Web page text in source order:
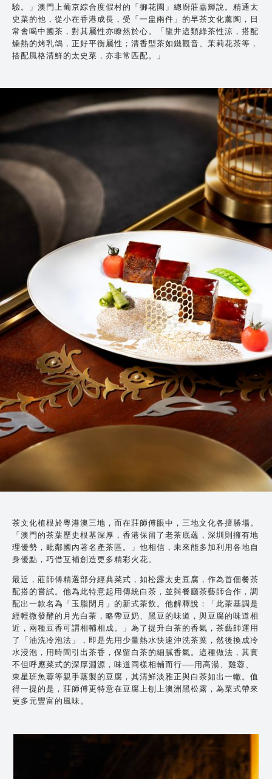
驗。」澳門上葡京綜合度假村的「御花園」總廚莊嘉輝說。精通太
史菜的他，從小在香港成長，受「一盅兩件」的早茶文化薰陶，日
常會喝中國茶，對其屬性亦瞭然於心。「龍井這類綠茶性涼，搭配
燥熱的烤乳鴿，正好平衡屬性；清香型茶如鐵觀音、茉莉花茶等，
搭配風格清鮮的太史菜，亦非常匹配。」
茶文化植根於粵港澳三地，而在莊師傅眼中，三地文化各擅勝場。
「澳門的茶葉歷史根基深厚，香港保留了老茶底蘊，深圳則擁有地
理優勢，毗鄰國內著名產茶區。」他相信，未來能多加利用各地自
身優點，巧借互補創造更多精彩火花。
最近，莊師傅精選部分經典菜式，如松露太史豆腐，作為首個餐茶
配搭的嘗試。他為此特意起用傳統白茶，並與餐廳茶藝師合作，調
配出一款名為「玉脂閉月」的新式茶飲。他解釋說：「此茶基調是
經輕微發酵的月光白茶，略帶豆奶、黑豆的味道，與豆腐的味道相
近，兩種豆香可謂相輔相成。」為了提升白茶的香氣，茶藝師運用
了「油洗冷泡法」，即是先用少量熱水快速沖洗茶葉，然後換成冷
水浸泡，用時間引出茶香，保留白茶的細膩香氣。這種做法，其實
不但呼應菜式的深厚淵源，味道同樣相輔而行──用高湯、雞蓉、
東星班魚蓉等親手蒸製的豆腐，其清鮮淡雅正與白茶如出一轍。值
得一提的是，莊師傅更特意在豆腐上刨上澳洲黑松露，為菜式帶來
更多元豐富的風味。